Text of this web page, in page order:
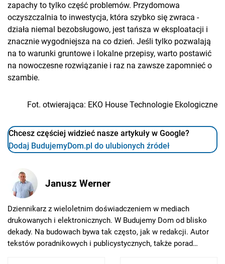
zapachy to tylko część problemów. Przydomowa
oczyszczalnia to inwestycja, która szybko się zwraca -
działa niemal bezobsługowo, jest tańsza w eksploatacji i
znacznie wygodniejsza na co dzień. Jeśli tylko pozwalają
na to warunki gruntowe i lokalne przepisy, warto postawić
na nowoczesne rozwiązanie i raz na zawsze zapomnieć o
szambie.
Fot. otwierająca: EKO House Technologie Ekologiczne
Chcesz częściej widzieć nasze artykuły w Google?
Dodaj BudujemyDom.pl do ulubionych źródeł
Janusz Werner
Dziennikarz z wieloletnim doświadczeniem w mediach
drukowanych i elektronicznych. W Budujemy Dom od blisko
dekady. Na budowach bywa tak często, jak w redakcji. Autor
tekstów poradnikowych i publicystycznych, także porad